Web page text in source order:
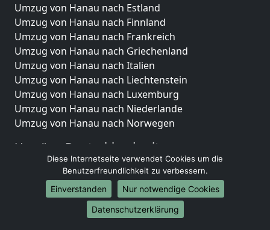
Umzug von Hanau nach Estland
Umzug von Hanau nach Finnland
Umzug von Hanau nach Frankreich
Umzug von Hanau nach Griechenland
Umzug von Hanau nach Italien
Umzug von Hanau nach Liechtenstein
Umzug von Hanau nach Luxemburg
Umzug von Hanau nach Niederlande
Umzug von Hanau nach Norwegen
Umzüge-Deutschlandweit
Umzug von Hanau nach Berlin
Umzug von Hanau nach Hamburg
Umzug von Hanau nach München
Umzug von Hanau nach Köln
Diese Internetseite verwendet Cookies um die
Benutzerfreundlichkeit zu verbessern.
Einverstanden
Nur notwendige Cookies
Datenschutzerklärung